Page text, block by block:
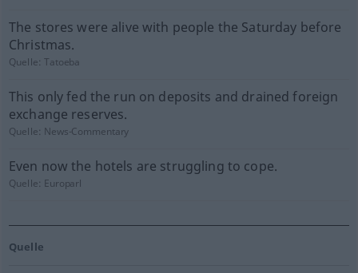
The stores were alive with people the Saturday before
Christmas.
Quelle:Tatoeba
This only fed the run on deposits and drained foreign
exchange reserves.
Quelle: News-Commentary
Even now the hotels are struggling to cope.
Quelle: Europarl
Quelle